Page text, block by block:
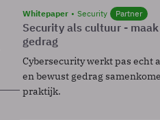
Whitepaper Security Partner
Security als cultuur -
gedrag
Cybersecurity werkt pas echt
en bewust gedrag
praktijk.